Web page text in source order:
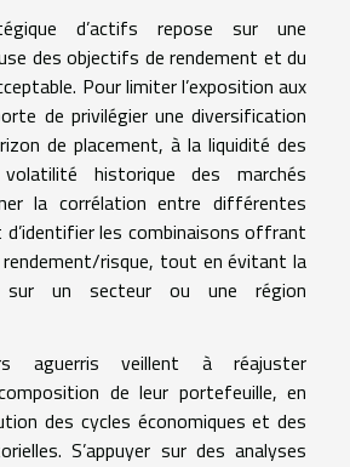
d’actifs repose sur une
des objectifs de rendement et du
Pour limiter l’exposition aux
de privilégier une diversification
de placement, à la liquidité des
historique des marchés
la corrélation entre différentes
les combinaisons offrant
risque, tout en évitant la
sur un secteur ou une région
aguerris veillent à réajuster
de leur portefeuille, en
des cycles économiques et des
S’appuyer sur des analyses